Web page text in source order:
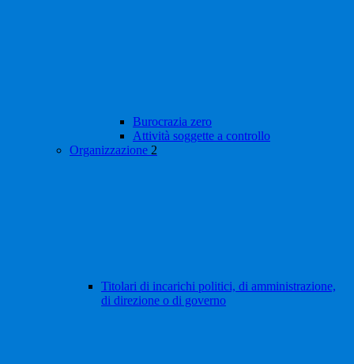
Burocrazia zero
Attività soggette a controllo
Organizzazione 2
Titolari di incarichi politici, di amministrazione,
di direzione o di governo